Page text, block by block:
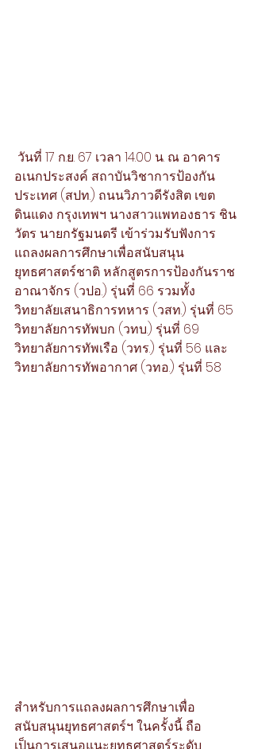
อเนกประสงค์ สถาบันวิชาการป้องกัน
ประเทศ (สปท.) ถนนวิภาวดีรังสิต เขต
ดินแดง กรุงเทพฯ นางสาวแพทองธาร ชิน
วัตร นายกรัฐมนตรี เข้าร่วมรับฟังการ
แถลงผลการศึกษาเพื่อสนับสนุน
ยุทธศาสตร์ชาติ หลักสูตรการป้องกันราช
อาณาจักร (วปอ.) รุ่นที่ 66 รวมทั้ง
วิทยาลัยเสนาธิการทหาร (วสท.) รุ่นที่ 65
วิทยาลัยการทัพบก (วทบ.) รุ่นที่ 69
วิทยาลัยการทัพเรือ (วทร.) รุ่นที่ 56 และ
วิทยาลัยการทัพอากาศ (วทอ.) รุ่นที่ 58
สำหรับการแถลงผลการศึกษาเพื่อ
สนับสนุนยุทธศาสตร์ฯ ในครั้งนี้ ถือ